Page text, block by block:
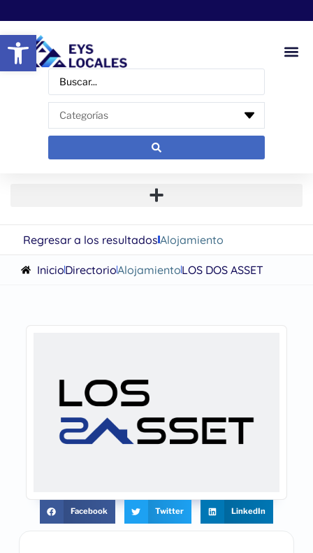
Abrir barra de herramientas
Regresar a los resultadosAlojamiento
InicioDirectorioAlojamientoLOS DOS ASSET
Facebook Twitter LinkedIn